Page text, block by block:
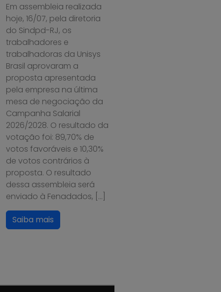
Em assembleia realizada
hoje, 16/07, pela diretoria
do Sindpd-RJ, os
trabalhadores e
trabalhadoras da Unisys
Brasil aprovaram a
proposta apresentada
pela empresa na última
mesa de negociação da
Campanha Salarial
2026/2028. O resultado da
votação foi: 89,70% de
votos favoráveis e 10,30%
de votos contrários à
proposta. O resultado
dessa assembleia será
enviado à Fenadados, […]
Saiba mais